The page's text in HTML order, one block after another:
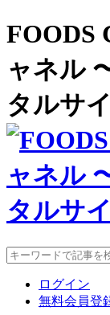
FOODS
ャネル
タルサ
ログイン
無料会員登